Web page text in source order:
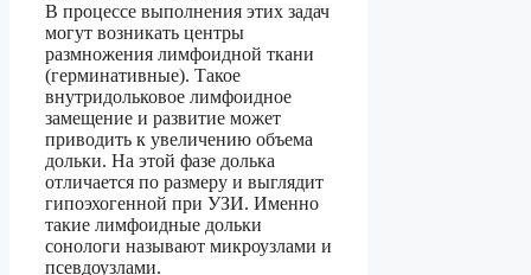
В процессе выполнения этих задач
могут возникать центры
размножения лимфоидной ткани
(герминативные). Такое
внутридольковое лимфоидное
замещение и развитие может
приводить к увеличению объема
дольки. На этой фазе долька
отличается по размеру и выглядит
гипоэхогенной при УЗИ. Именно
такие лимфоидные дольки
сонологи называют микроузлами и
псевдоузлами.